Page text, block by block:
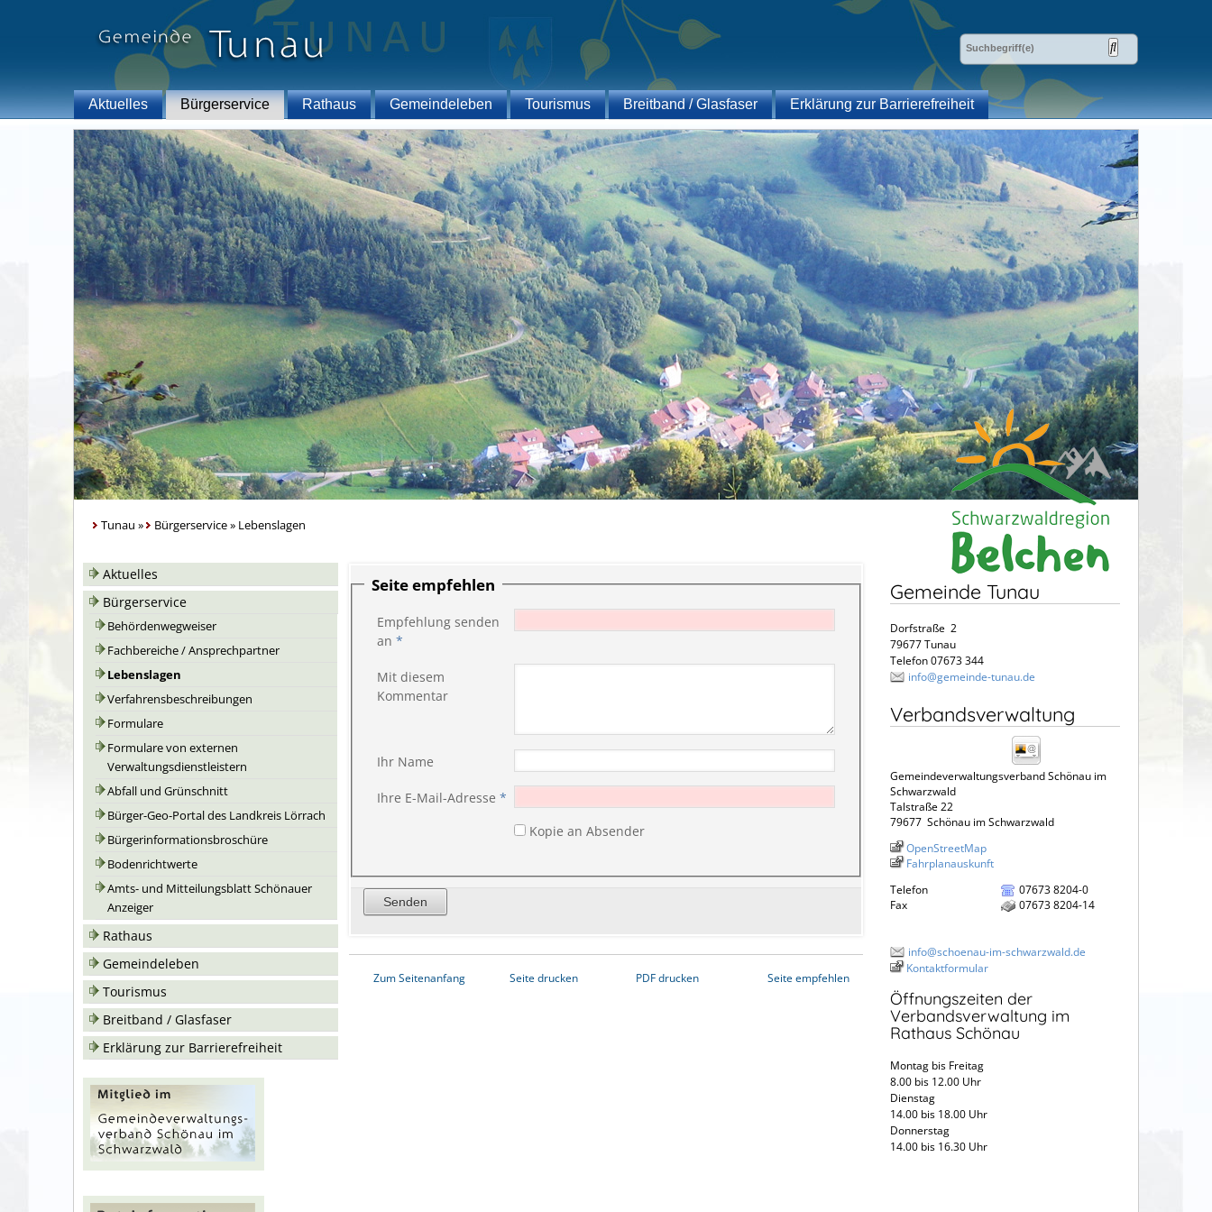
Aktuelles Bürgerservice Rathaus Gemeindeleben Tourismus Breitband / Glasfaser Erklärung zur Barrierefreiheit
Tunau » Bürgerservice» Lebenslagen
Aktuelles
Bürgerservice
Behördenwegweiser
Fachbereiche / Ansprechpartner
Lebenslagen
Verfahrensbeschreibungen
Formulare
Formulare von externen
Verwaltungsdienstleistern
Abfall und Grünschnitt
Bürger-Geo-Portal des Landkreis Lörrach
Bürgerinformationsbroschüre
Bodenrichtwerte
Amts- und Mitteilungsblatt Schönauer
Anzeiger
Rathaus
Gemeindeleben
Tourismus
Breitband / Glasfaser
Erklärung zur Barrierefreiheit
Seite empfehlen
Empfehlung senden
an *
Mit diesem
Kommentar
Ihr Name
Ihre E-Mail-Adresse *
Kopie an Absender
Zum Seitenanfang Seite drucken PDF drucken Seite empfehlen
Gemeinde Tunau
Dorfstraße 2
79677 Tunau
Telefon 07673 344
info@gemeinde-tunau.de
Verbandsverwaltung
Gemeindeverwaltungsverband Schönau im
Schwarzwald
Talstraße 22
79677 Schönau im Schwarzwald
OpenStreetMap
Fahrplanauskunft
Telefon
07673 8204-0
Fax
07673 8204-14
info@schoenau-im-schwarzwald.de
Kontaktformular
Öffnungszeiten der
Verbandsverwaltung im
Rathaus Schönau
Montag bis Freitag
8.00 bis 12.00 Uhr
Dienstag
14.00 bis 18.00 Uhr
Donnerstag
14.00 bis 16.30 Uhr